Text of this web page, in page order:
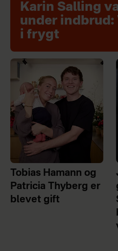
Karin Salling
under indbrud:
i frygt
Tobias Hamann og
Patricia Thyberg er
blevet gift